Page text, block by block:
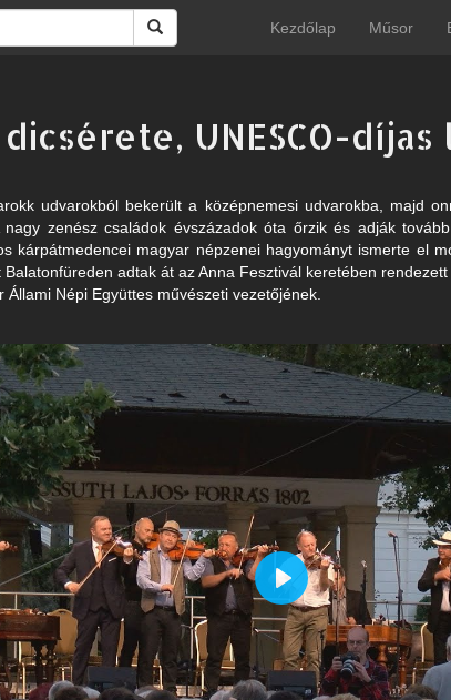
Kezdőlap Műsor
UNESCO-
udvarokból bekerült a középnemesi udvarokba, majd
nagy zenész családok évszázadok óta őrzik és adják
kárpátmedencei magyar népzenei hagyományt ismerte el
adtak át az Anna Fesztivál keretében
Állami Népi Együttes művészeti vezetőjének.
Play